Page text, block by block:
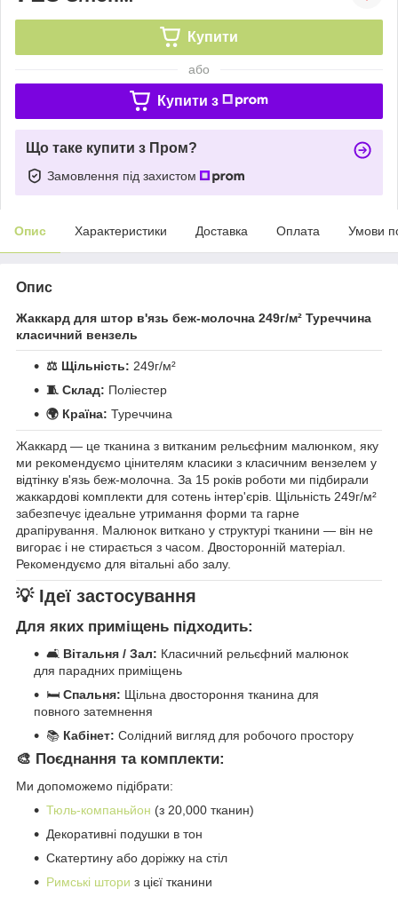
Купити
або
Купити з
Що таке купити з Пром?
Замовлення під захистом
Опис Характеристики Доставка Оплата Умови
Опис
Жаккард для штор в'язь беж-молочна 249г/м² Туреччина
класичний вензель
⚖️ Щільність: 249г/м²
🧵 Склад: Поліестер
🌍 Країна: Туреччина
Жаккард — це тканина з витканим рельєфним малюнком, яку
ми рекомендуємо цінителям класики з класичним вензелем у
відтінку в'язь беж-молочна. За 15 років роботи ми підбирали
жаккардові комплекти для сотень інтер'єрів. Щільність 249г/м²
забезпечує ідеальне утримання форми та гарне
драпірування. Малюнок виткано у структурі тканини — він не
вигорає і не стирається з часом. Двосторонній матеріал.
Рекомендуємо для вітальні або залу.
💡 Ідеї застосування
Для яких приміщень підходить:
🛋️ Вітальня / Зал: Класичний рельєфний малюнок
для парадних приміщень
🛏️ Спальня: Щільна двостороння тканина для
повного затемнення
📚 Кабінет: Солідний вигляд для робочого простору
🎨 Поєднання та комплекти:
Ми допоможемо підібрати:
Тюль-компаньйон (з 20,000 тканин)
Декоративні подушки в тон
Скатертину або доріжку на стіл
Римські штори з цієї тканини